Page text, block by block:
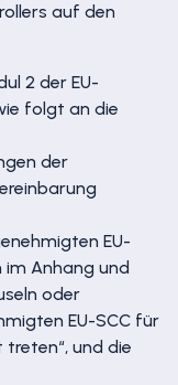
auf den
2 der EU-
folgt an die
der
EU-
im Anhang und
oder
EU-SCC für
und die